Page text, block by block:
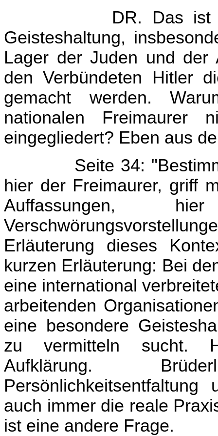
DR. Das ist
Geisteshaltung,
Lager der Juden und der
den Verbündeten Hitler
gemacht werden.
nationalen Freimaurer
eingegliedert? Eben aus
Seite 34:
hier der Freimaurer, griff
Erläuterung dieses
kurzen Erläuterung: Bei
eine international
arbeitenden
eine besondere
zu vermitteln sucht.
Aufklärung.
auch immer die reale
ist eine andere Frage.